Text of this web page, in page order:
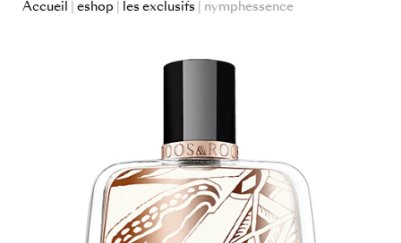
Accueil | eshop | les exclusifs | nymphessence